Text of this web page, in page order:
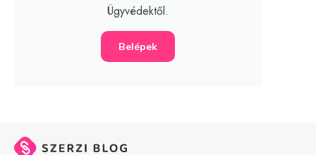
Ügyvédektől.
Belépek